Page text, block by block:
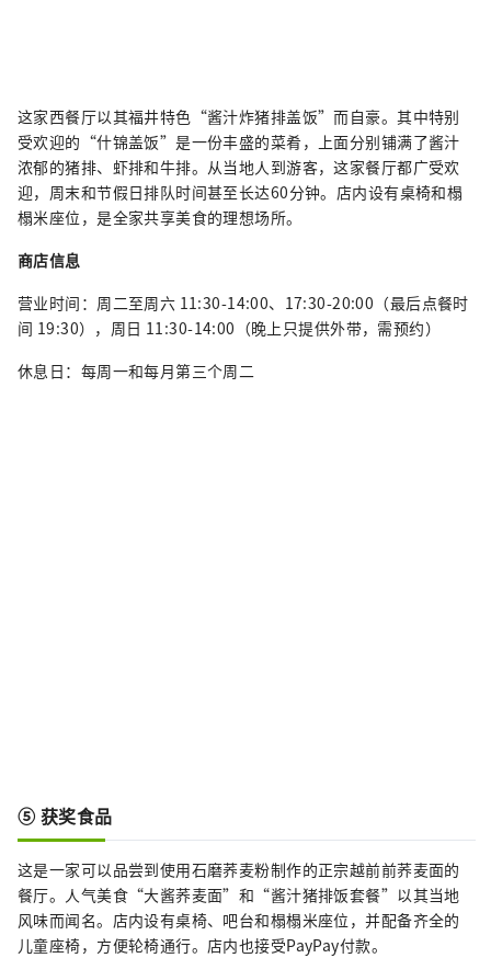
这家西餐厅以其福井特色“酱汁炸猪排盖饭”而自豪。其中特别
受欢迎的“什锦盖饭”是一份丰盛的菜肴，上面分别铺满了酱汁
浓郁的猪排、虾排和牛排。从当地人到游客，这家餐厅都广受欢
迎，周末和节假日排队时间甚至长达60分钟。店内设有桌椅和榻
榻米座位，是全家共享美食的理想场所。
商店信息
营业时间：周二至周六 11:30-14:00、17:30-20:00（最后点餐时
间 19:30），周日 11:30-14:00（晚上只提供外带，需预约）
休息日：每周一和每月第三个周二
⑤ 获奖食品
这是一家可以品尝到使用石磨荞麦粉制作的正宗越前前荞麦面的
餐厅。人气美食“大酱荞麦面”和“酱汁猪排饭套餐”以其当地
风味而闻名。店内设有桌椅、吧台和榻榻米座位，并配备齐全的
儿童座椅，方便轮椅通行。店内也接受PayPay付款。